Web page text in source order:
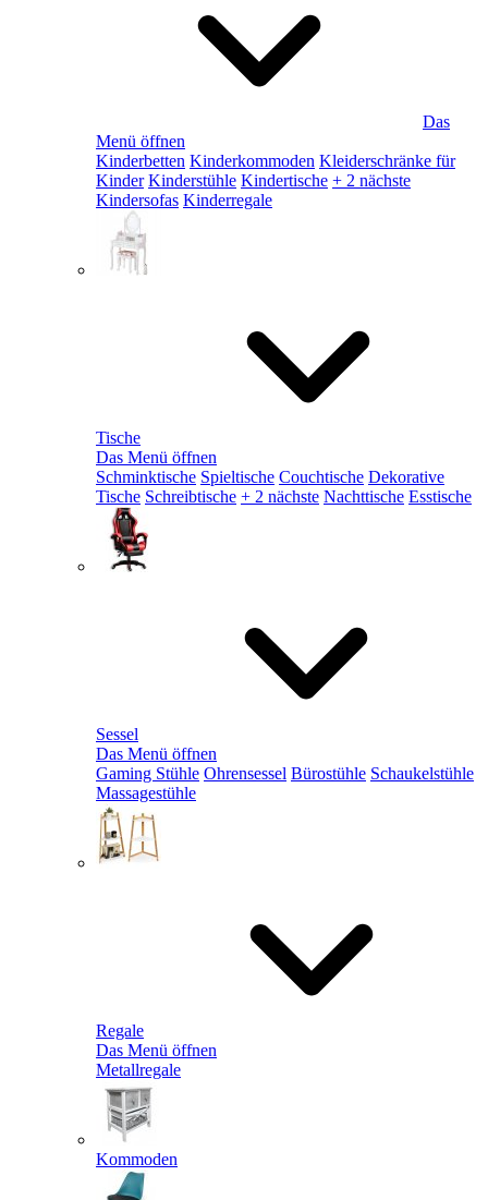
Das
Menü öffnen
Kinderbetten Kinderkommoden Kleiderschränke für
Kinder Kinderstühle Kindertische + 2 nächste
Kindersofas Kinderregale
Tische
Das Menü öffnen
Schminktische Spieltische Couchtische Dekorative
Tische Schreibtische + 2 nächste Nachttische Esstische
Sessel
Das Menü öffnen
Gaming Stühle Ohrensessel Bürostühle Schaukelstühle
Massagestühle
Regale
Das Menü öffnen
Metallregale
Kommoden